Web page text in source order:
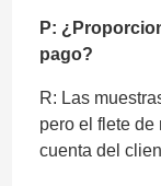
P:
pago?
R: Las
pero el flete de
cuenta del